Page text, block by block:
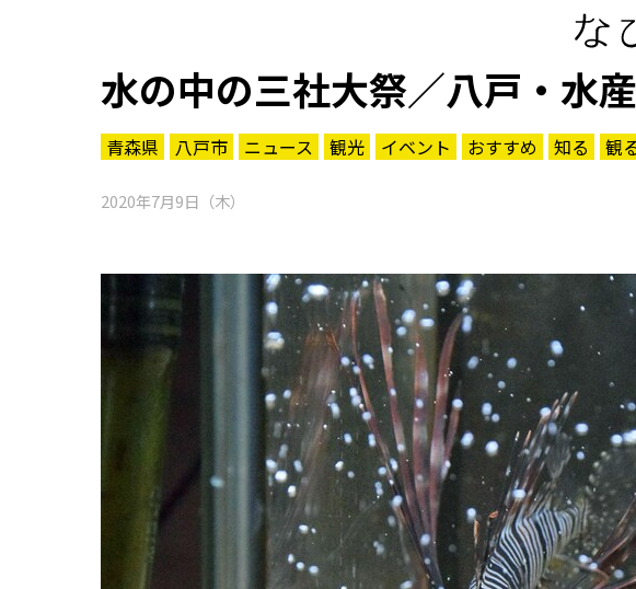
水の中の三社大祭／八戸・水
青森県 八戸市 ニュース 観光 イベント おすすめ 知る 観
2020年7月9日（木）
パワースポット